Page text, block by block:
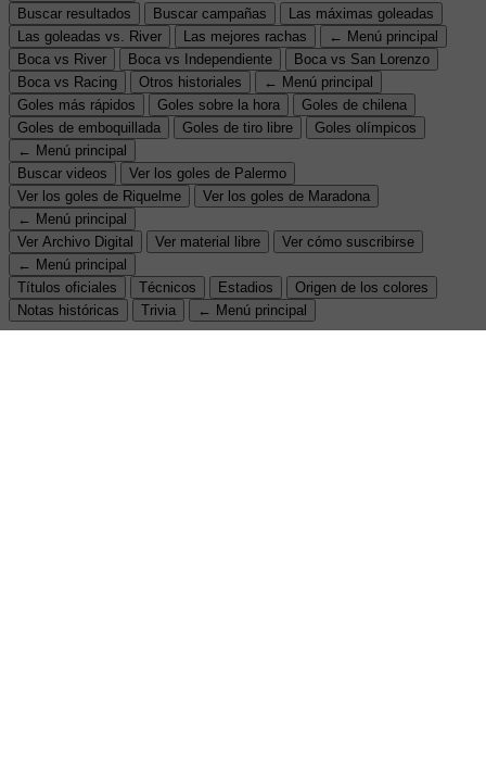
Buscar resultados
Buscar campañas
Las máximas goleadas
Las goleadas vs. River
Las mejores rachas
← Menú principal
Boca vs River
Boca vs Independiente
Boca vs San Lorenzo
Boca vs Racing
Otros historiales
← Menú principal
Goles más rápidos
Goles sobre la hora
Goles de chilena
Goles de emboquillada
Goles de tiro libre
Goles olímpicos
← Menú principal
Buscar videos
Ver los goles de Palermo
Ver los goles de Riquelme
Ver los goles de Maradona
← Menú principal
Ver Archivo Digital
Ver material libre
Ver cómo suscribirse
← Menú principal
Títulos oficiales
Técnicos Estadios
Origen de los colores
Notas históricas
Trivia ← Menú principal